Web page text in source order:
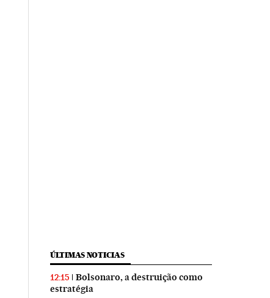
ÚLTIMAS NOTICIAS
12:15
Bolsonaro, a destruição como
estratégia